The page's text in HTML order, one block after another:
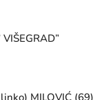
MILOVIĆ (69)